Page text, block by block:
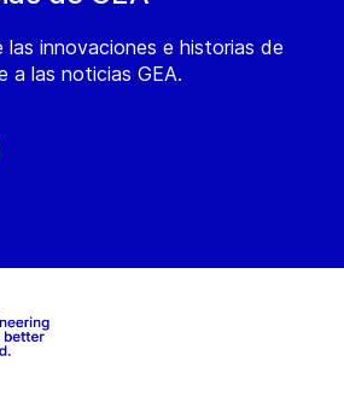
innovaciones e historias de
a las noticias GEA.